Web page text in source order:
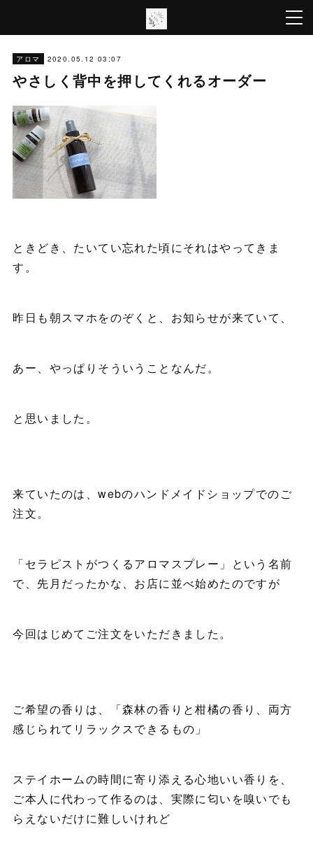
アロマ 2020.05.12 03:07
やさしく背中を押してくれるオーダー
ときどき、たいてい忘れた頃にそれはやってきま
す。
昨日も朝スマホをのぞくと、お知らせが来ていて、
あー、やっぱりそういうことなんだ。
と思いました。
来ていたのは、webのハンドメイドショップでのご
注文。
「セラピストがつくるアロマスプレー」という名前
で、先月だったかな、お店に並べ始めたのですが
今回はじめてご注文をいただきました。
ご希望の香りは、「森林の香りと柑橘の香り、両方
感じられてリラックスできるもの」
ステイホームの時間に寄り添える心地いい香りを、
ご本人に代わって作るのは、実際に匂いを嗅いでも
らえないだけに難しいけれど